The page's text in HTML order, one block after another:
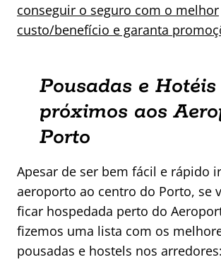
conseguir o seguro com o melhor
custo/benefício e garanta
Pousadas e Hotéis
próximos aos
Porto
Apesar de ser bem fácil e rápido
aeroporto ao centro do Porto, se
ficar hospedada perto do
fizemos uma lista com os
pousadas e hostels nos arredores: